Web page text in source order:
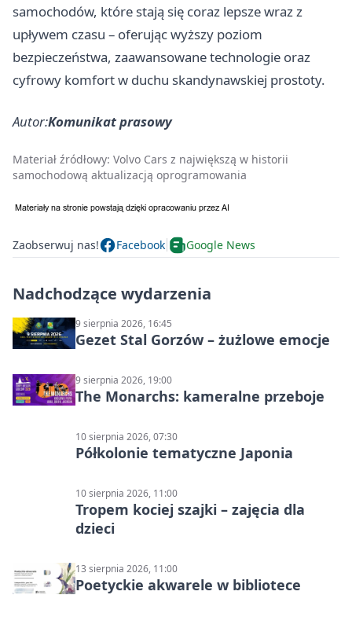
samochodów, które stają się coraz lepsze wraz z
upływem czasu – oferując wyższy poziom
bezpieczeństwa, zaawansowane technologie oraz
cyfrowy komfort w duchu skandynawskiej prostoty.
Autor:Komunikat prasowy
Materiał źródłowy: Volvo Cars z największą w historii
samochodową aktualizacją oprogramowania
Zaobserwuj nas! Facebook Google News
Nadchodzące wydarzenia
9 sierpnia 2026, 16:45
Gezet Stal Gorzów – żużlowe emocje
9 sierpnia 2026, 19:00
The Monarchs: kameralne przeboje
10 sierpnia 2026, 07:30
Półkolonie tematyczne Japonia
10 sierpnia 2026, 11:00
Tropem kociej szajki – zajęcia dla
dzieci
13 sierpnia 2026, 11:00
Poetyckie akwarele w bibliotece